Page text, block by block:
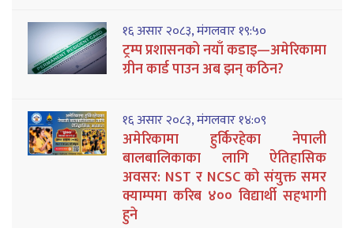
१६ असार २०८३, मंगलवार १९:५०
ट्रम्प प्रशासनको नयाँ कडाइ—अमेरिकामा
ग्रीन कार्ड पाउन अब झन् कठिन?
१६ असार २०८३, मंगलवार १४:०९
अमेरिकामा हुर्किरहेका नेपाली
बालबालिकाका लागि ऐतिहासिक
अवसर: NST र NCSC को संयुक्त समर
क्याम्पमा करिब ४०० विद्यार्थी सहभागी
हुने